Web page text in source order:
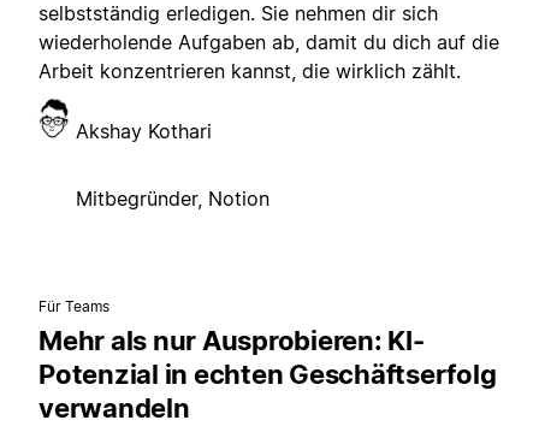
selbstständig erledigen. Sie nehmen dir sich
wiederholende Aufgaben ab, damit du dich auf die
Arbeit konzentrieren kannst, die wirklich zählt.
Akshay Kothari
Mitbegründer, Notion
Für Teams
Mehr als nur Ausprobieren: KI-
Potenzial in echten Geschäftserfolg
verwandeln